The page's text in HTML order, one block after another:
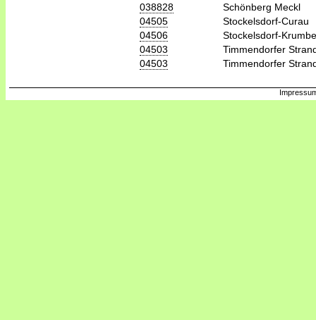
038828
Schönberg Meckl
04505
Stockelsdorf-Curau
04506
Stockelsdorf-
04503
Timmendorfer
04503
Timmendorfer